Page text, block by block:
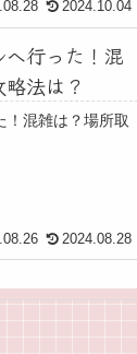
2024.10.04
行った！混
法は？
！混雑は？場所取
2024.08.28